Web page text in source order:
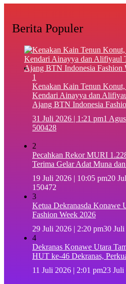
Berita Populer
1
‎Kenakan Kain Tenun
Kendari Ainayya dan
Ajang BTN Indonesia
31 Juli 2026 | 1:21 pm1
500428
2
Pecahkan Rekor MURI
Terima Gelar Adat Muna
19 Juli 2026 | 10:05 pm20
150472
3
Ketua Dekranasda Konawe
Fashion Week 2026
29 Juli 2026 | 2:20 pm30 Juli
4
Dekranas Konawe Utara
HUT ke-46 Dekranas,
11 Juli 2026 | 2:01 pm23 Juli